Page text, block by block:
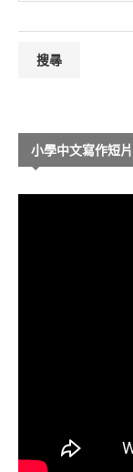
小學中文寫作短片